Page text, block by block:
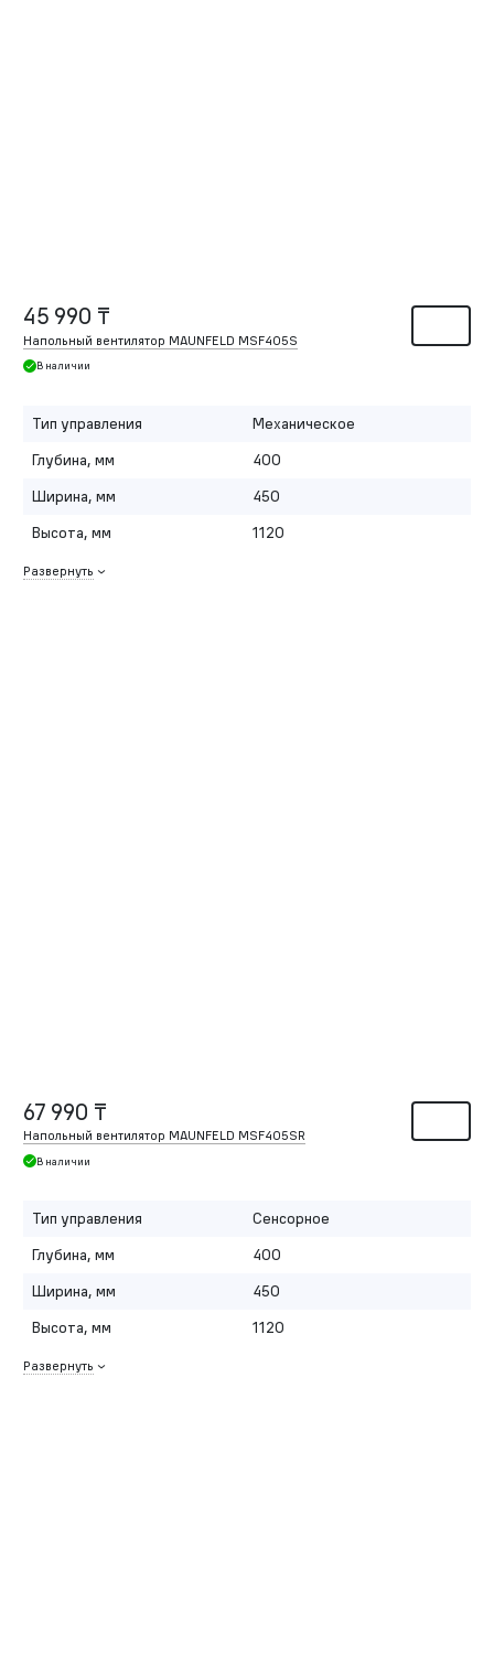
45 990 ₸
Напольный вентилятор MAUNFELD MSF405S
В наличии
Тип управления
Механическое
Глубина, мм
400
Ширина, мм
450
Высота, мм
1120
Развернуть
67 990 ₸
Напольный вентилятор MAUNFELD MSF405SR
В наличии
Тип управления
Сенсорное
Глубина, мм
400
Ширина, мм
450
Высота, мм
1120
Развернуть